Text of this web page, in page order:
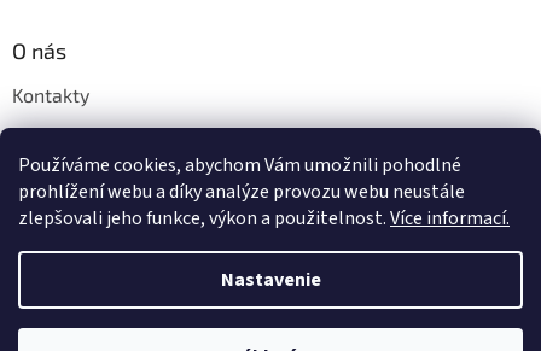
Používáme cookies, abychom Vám umožnili pohodlné
prohlížení webu a díky analýze provozu webu neustále
zlepšovali jeho funkce, výkon a použitelnost.Více informací.
Nastavenie
O nás
Kontakty
Napíšte nám
Vytvoril Shoptet